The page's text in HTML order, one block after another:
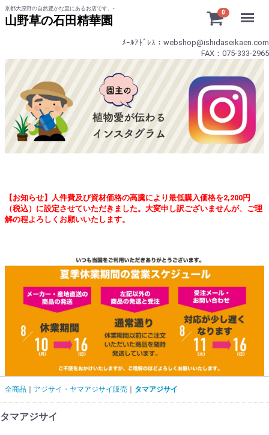
京都大原野の自然豊かな里にあるお店です。-
山野草の石田精華園
0
ﾒｰﾙｱﾄﾞﾚｽ：webshop@ishidaseikaen.com
FAX：075-333-2965
【お知らせ】人件費及び資材価格の高騰により最低購入価格を2,200円
（税込）に設定させていただきました。大変申し訳ございませんが、ご理
解の程よろしくお願いいたします。
全商品 アジサイ・ヤマアジサイ販売 タマアジサイ
タマアジサイ